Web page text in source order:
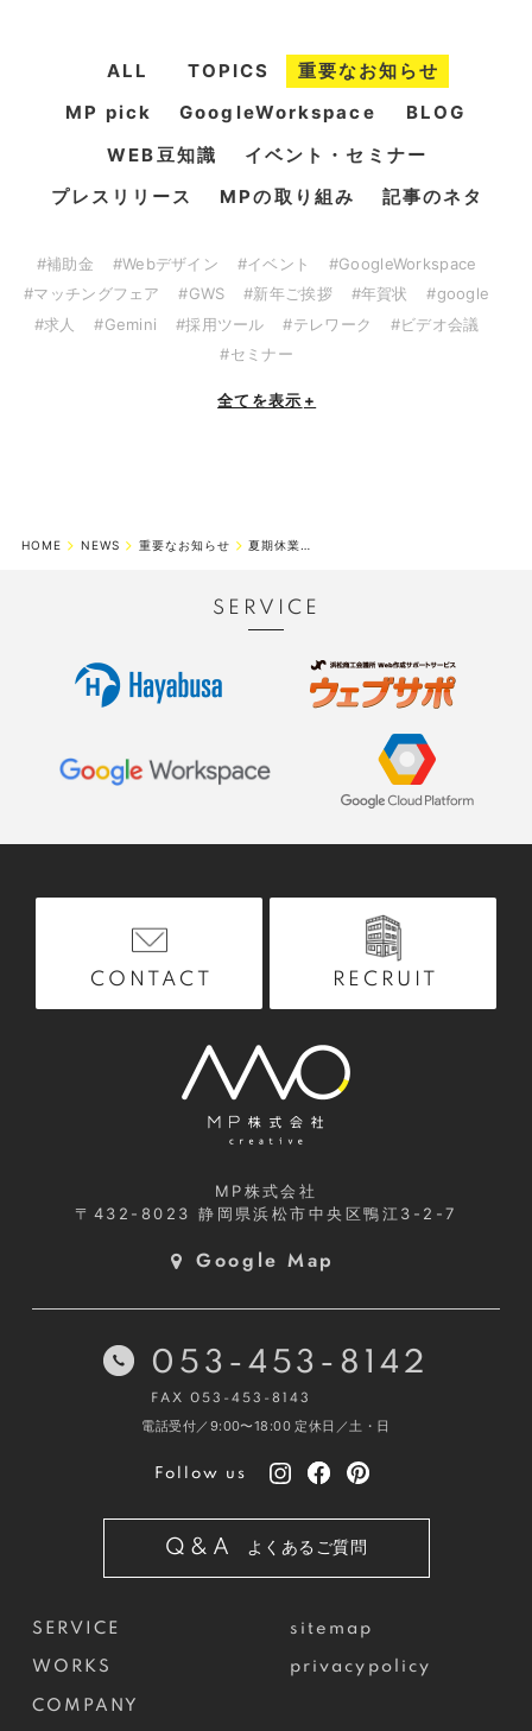
ALL TOPICS
重要なお知らせ
MP pick
GoogleWorkspace
BLOG
WEB豆知識
イベント・セミナー
プレスリリース
MPの取り組み 記事のネタ
#補助金 #Webデザイン #イベント
#GoogleWorkspace
#マッチングフェア
#GWS #新年ご挨拶 #年賀状
#google
#求人
#Gemini #採用ツール #テレワーク
#ビデオ会議
#セミナー
全てを表示 +
HOME NEWS 重要なお知らせ 夏期休業期間のお知らせ
SERVICE
CONTACT RECRUIT
MP株式会社
〒432-8023静岡県浜松市中央区鴨江3-2-7
Google Map
SERVICE
WORKS
COMPANY
sitemap
privacypolicy
053-453-8142
FAX 053-453-8143
電話受付／9:00〜18:00 定休日／土・日
Follow us
Q&A よくあるご質問